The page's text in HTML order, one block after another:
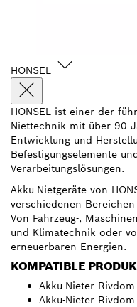
HONSEL
HONSEL ist einer der
Niettechnik mit über 90
Entwicklung und
Befestigungselemente
Verarbeitungslösungen.
Akku-Nietgeräte von
verschiedenen
Von Fahrzeug-,
und Klimatechnik oder
erneuerbaren Energien.
KOMPATIBLE
Akku-Nieter Rivdom
Akku-Nieter Rivdom